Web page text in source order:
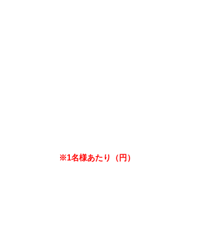
※1名様あたり（円）